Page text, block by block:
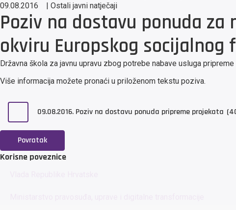
09.08.2016 | Ostali javni natječaji
Poziv na dostavu ponuda
okviru Europskog socijalnog
Državna škola za javnu upravu zbog potrebe nabave usluga
Više informacija možete pronaći u priloženom tekstu poziva.
09.08.2016. Poziv na dostavu ponuda pripreme projekata
Povratak
Korisne poveznice